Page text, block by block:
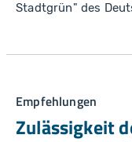
Stadtgrün" des
Empfehlungen
Zulässigkeit